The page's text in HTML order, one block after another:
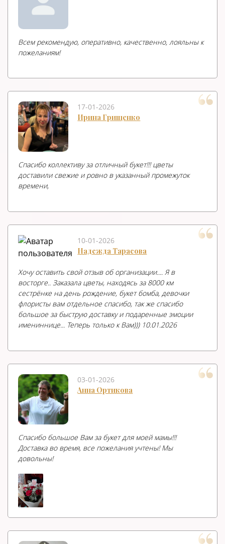
Всем рекомендую, оперативно, качественно, лояльны к
пожеланиям!
17-01-2026
Ирина Грищенко
Спасибо коллективу за отличный букет!!! цветы
доставили свежие и ровно в указанный промежуток
времени,
10-01-2026
Надежда Тарасова
Хочу оставить свой отзыв об организации.... Я в
восторге.. Заказала цветы, находясь за 8000 км
сестрёнке на день рождение, букет бомба, девочки
флористы вам отдельное спасибо, так же спасибо
большое за быструю доставку и подаренные эмоции
имениннице... Теперь только к Вам))) 10.01.2026
03-01-2026
Анна Ортикова
Спасибо большое Вам за букет для моей мамы!!!
Доставка во время, все пожелания учтены! Мы
довольны!